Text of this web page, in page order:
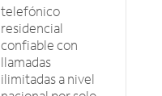
telefónico
residencial
confiable con
llamadas
ilimitadas a nivel